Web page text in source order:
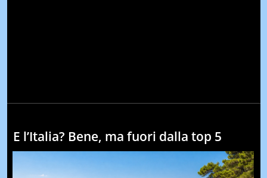
E l’Italia? Bene, ma fuori dalla top 5